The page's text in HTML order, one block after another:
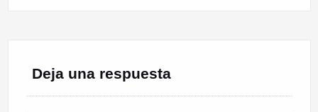
Deja una respuesta